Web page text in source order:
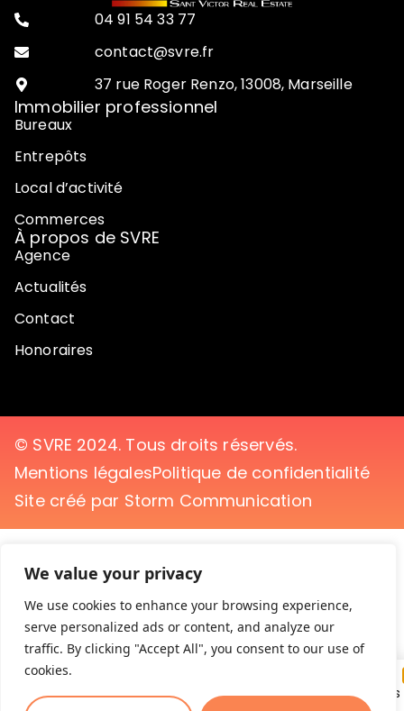
We value your privacy
We use cookies to enhance your browsing experience,
serve personalized ads or content, and analyze our
traffic. By clicking "Accept All", you consent to our use of
cookies.
04 91 54 33 77
contact@svre.fr
37 rue Roger Renzo, 13008, Marseille
Immobilier professionnel
Bureaux
Entrepôts
Local d’activité
Commerces
À propos de SVRE
Agence
Actualités
Contact
Honoraires
© SVRE 2024. Tous droits réservés.
Mentions légalesPolitique de confidentialité
Site créé par Storm Communication
Pour ne rien manquer des opportunités offertes